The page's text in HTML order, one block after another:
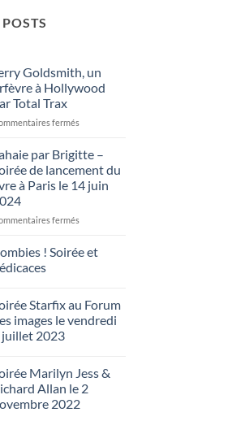
Goldsmith, un
à Hollywood
Total Trax
ferméssur
Goldsmith,
orfèvre
à
par
Trax
par Brigitte –
de lancement du
à Paris le 14 juin
ferméssur
de
lancement
Paris
le
14
! Soirée et
Starfix au Forum
images le vendredi
juillet 2023
Marilyn Jess &
Allan le 2
2022